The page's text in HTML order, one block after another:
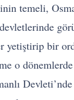
temeli,
yetiştirip bir
o